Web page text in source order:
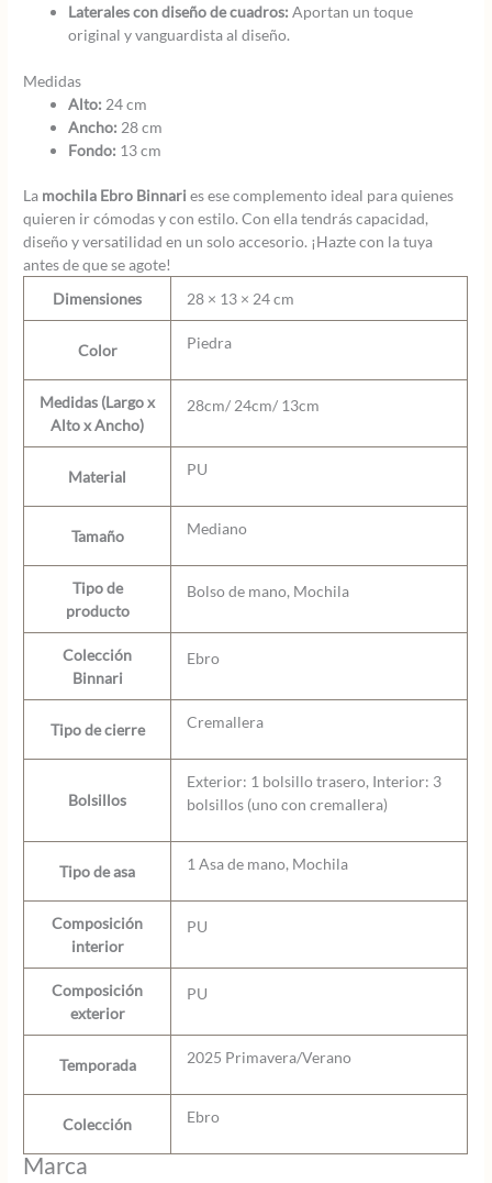
Laterales con diseño de cuadros: Aportan un toque
original y vanguardista al diseño.
Medidas
Alto: 24 cm
Ancho: 28 cm
Fondo: 13 cm
La mochila Ebro Binnari es ese complemento ideal para quienes
quieren ir cómodas y con estilo. Con ella tendrás capacidad,
diseño y versatilidad en un solo accesorio. ¡Hazte con la tuya
antes de que se agote!
Dimensiones
28 × 13 × 24 cm
Color Piedra
Medidas (Largo x
Alto x Ancho)
28cm/ 24cm/ 13cm
Material PU
Tamaño Mediano
Tipo de
producto
Bolso de mano, Mochila
Colección
Binnari
Ebro
Tipo de cierre Cremallera
Bolsillos
Exterior: 1 bolsillo trasero, Interior: 3
bolsillos (uno con cremallera)
Tipo de asa 1 Asa de mano, Mochila
Composición
interior
PU
Composición
exterior
PU
Temporada 2025 Primavera/Verano
Colección Ebro
Marca